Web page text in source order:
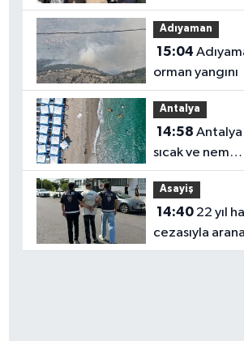
bağımsız
yangınlarda
gördü
Adıyaman
15:04 Adıyaman'da
orman yangını
Antalya
14:58 Antalya'da
sıcak ve nem
bunaltmaya
ediyor
Asayiş
14:40
cezasıyla
hükümlü,